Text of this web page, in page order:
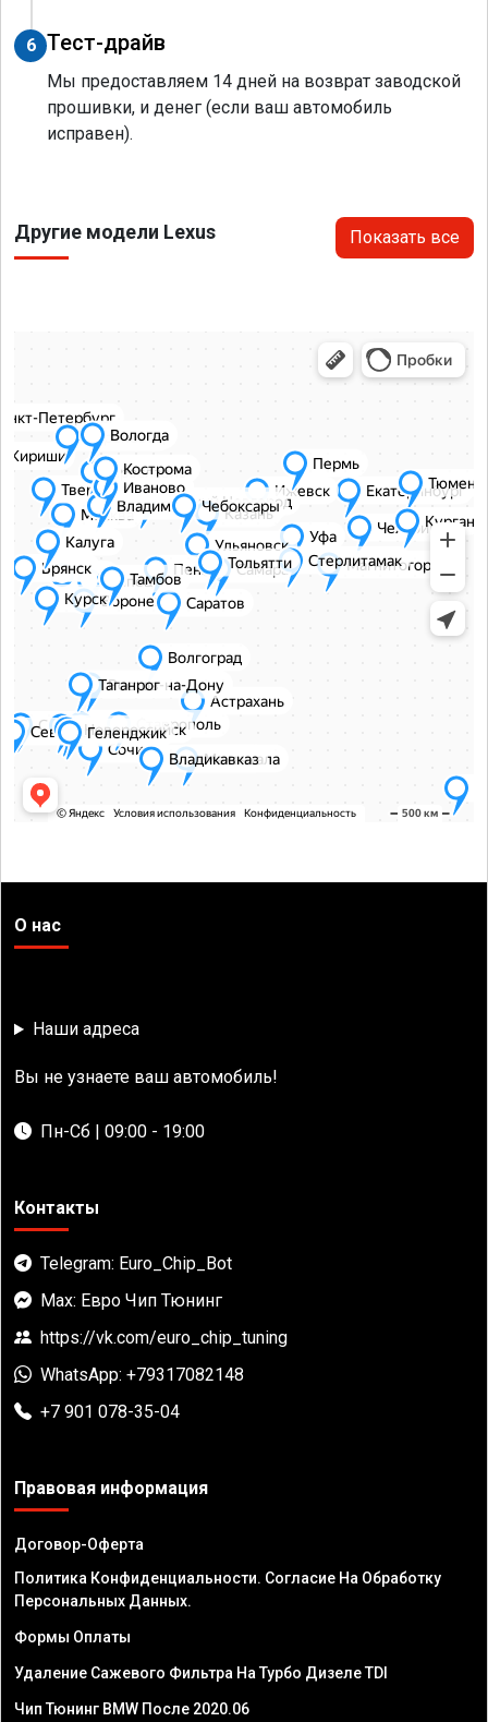
6 Тест-драйв
Мы предоставляем 14 дней на возврат заводской
прошивки, и денег (если ваш автомобиль
исправен).
Другие модели Lexus Показать все
О нас
Наши адреса
Вы не узнаете ваш автомобиль!
Пн-Сб | 09:00 - 19:00
Контакты
Telegram: Euro_Chip_Bot
Max: Евро Чип Тюнинг
https://vk.com/euro_chip_tuning
WhatsApp: +79317082148
+7 901 078-35-04
Правовая информация
Договор-Оферта
Политика Конфиденциальности. Согласие На Обработку
Персональных Данных.
Формы Оплаты
Удаление Сажевого Фильтра На Турбо Дизеле TDI
Чип Тюнинг BMW После 2020.06